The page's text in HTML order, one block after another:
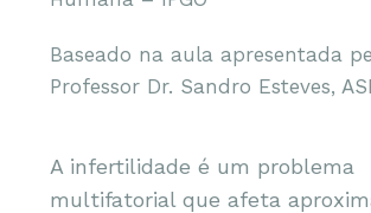
Baseado na aula apresentada
Professor Dr. Sandro Esteves,
A infertilidade é um problema
multifatorial que afeta